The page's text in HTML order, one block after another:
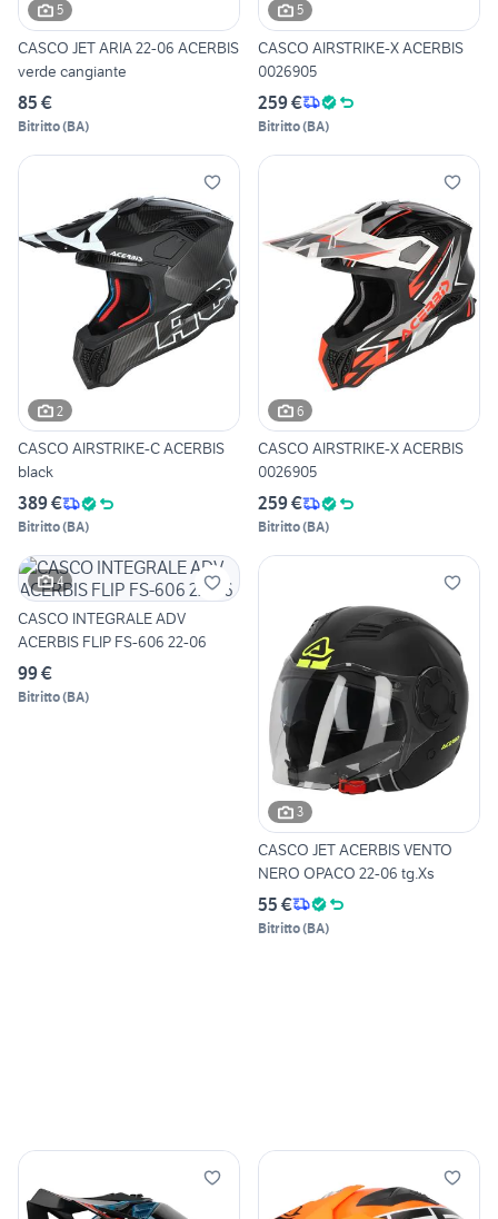
5
CASCO JET ARIA 22-06 ACERBIS
verde cangiante
85 €
Bitritto(BA)
5
CASCO AIRSTRIKE-X ACERBIS
0026905
259 €
Bitritto(BA)
2
CASCO AIRSTRIKE-C ACERBIS
black
389 €
Bitritto(BA)
6
CASCO AIRSTRIKE-X ACERBIS
0026905
259 €
Bitritto(BA)
4
CASCO INTEGRALE ADV
ACERBIS FLIP FS-606 22-06
99 €
Bitritto(BA)
3
CASCO JET ACERBIS VENTO
NERO OPACO 22-06 tg.Xs
55 €
Bitritto(BA)